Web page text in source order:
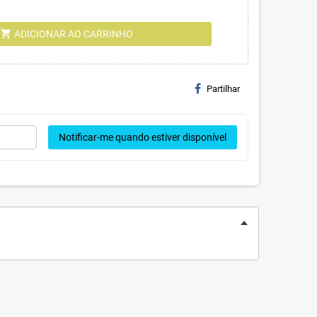
shopping_cart ADICIONAR AO CARRINHO
Partilhar
Notificar-me quando estiver disponível